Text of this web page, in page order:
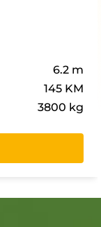
6.2 m
145 KM
3800 kg